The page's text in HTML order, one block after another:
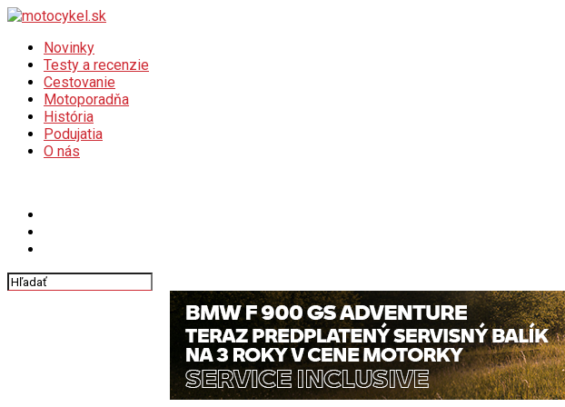
Novinky
Testy a recenzie
Cestovanie
Motoporadňa
História
Podujatia
O nás